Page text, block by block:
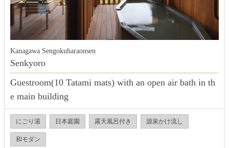
Kanagawa Sengokuharaonsen
Senkyoro
Guestroom(10 Tatami mats) with an open air bath in th
e main building
にごり湯 日本庭園 露天風呂付き 源泉かけ流し
和モダン